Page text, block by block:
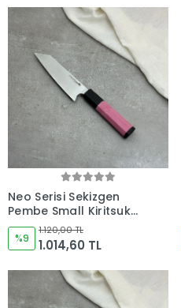
Neo Serisi Sekizgen
Pembe Small Kiritsuke
Şef Bıçağı 165mm
Namlu - Kocakaya El
Yapımı Şef Bıçakları
%9
1.120,00 TL
1.014,60 TL